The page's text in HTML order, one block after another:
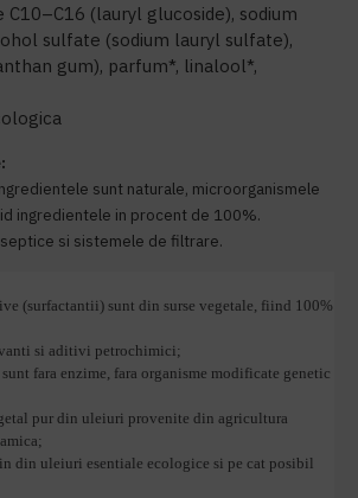
(lauryl glucoside), sodium
sulfate (sodium lauryl sulfate),
gum), parfum*, linalool*,
sunt naturale, microorganismele
ingredientele in procent de 100%.
si sistemele de filtrare.
(surfactantii) sunt din surse vegetale, fiind 100%
si aditivi petrochimici;
fara enzime, fara organisme modificate genetic
pur din uleiuri provenite din agricultura
din uleiuri esentiale ecologice si pe cat posibil